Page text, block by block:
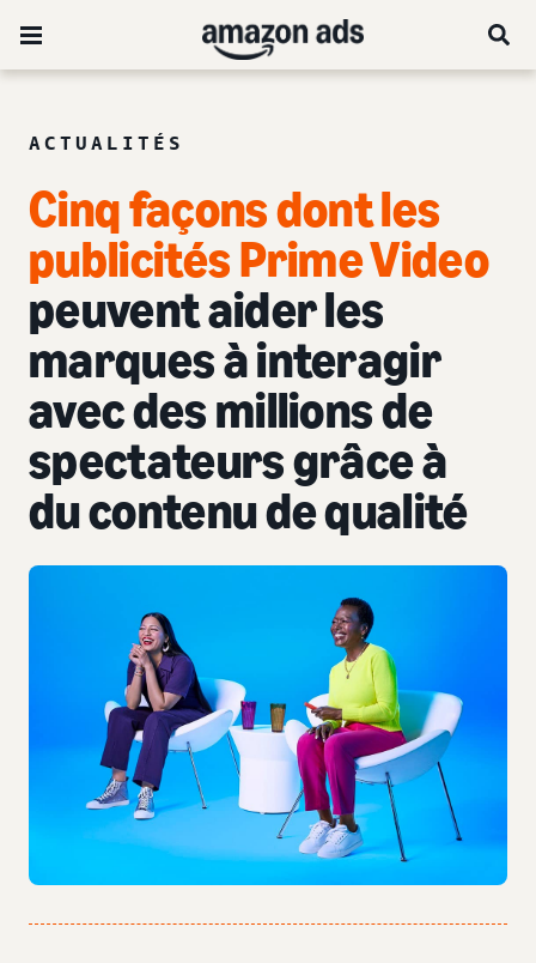
ACTUALITÉS
Cinq façons dont les
publicités Prime Video
peuvent aider les
marques à interagir
avec des millions de
spectateurs grâce à
du contenu de qualité